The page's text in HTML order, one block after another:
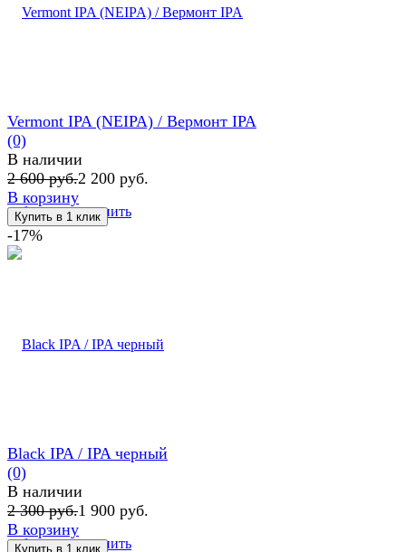
избранное сравнить
Vermont IPA (NEIPA) / Вермонт IPA
(0)
В наличии
2 600 руб.2 200 руб.
В корзину
-17%
избранное сравнить
Black IPA / IPA черный
(0)
В наличии
2 300 руб.1 900 руб.
В корзину